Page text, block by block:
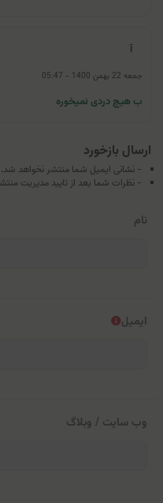
آ
جمعه 22 بهمن 1400 - 05:47
ب هیچ دردی نمیخوره
ارسال بازخورد
- نشانی ایمیل شما منتشر نخواهد شد.
- نظرات شما بعد از تایید مدیریت
نام
ایمیل
وب سایت / وبلاگ